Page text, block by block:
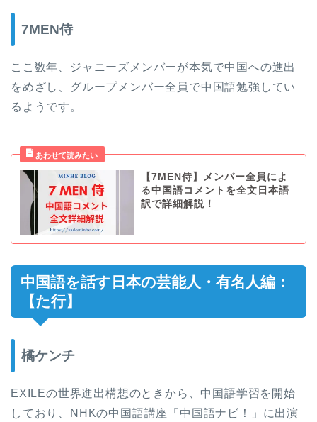
7MEN侍
ここ数年、ジャニーズメンバーが本気で中国への進出
をめざし、グループメンバー全員で中国語勉強してい
るようです。
【7MEN侍】メンバー全員によ
る中国語コメントを全文日本語
訳で詳細解説！
中国語を話す日本の芸能人・有名人編：
【た行】
橘ケンチ
EXILEの世界進出構想のときから、中国語学習を開始
しており、NHKの中国語講座「中国語ナビ！」に出演